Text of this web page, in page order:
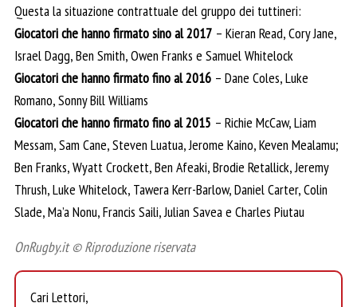
Questa la situazione contrattuale del gruppo dei tuttineri:
Giocatori che hanno firmato sino al 2017 – Kieran Read, Cory Jane,
Israel Dagg, Ben Smith, Owen Franks e Samuel Whitelock
Giocatori che hanno firmato fino al 2016 – Dane Coles, Luke
Romano, Sonny Bill Williams
Giocatori che hanno firmato fino al 2015 – Richie McCaw, Liam
Messam, Sam Cane, Steven Luatua, Jerome Kaino, Keven Mealamu;
Ben Franks, Wyatt Crockett, Ben Afeaki, Brodie Retallick, Jeremy
Thrush, Luke Whitelock, Tawera Kerr-Barlow, Daniel Carter, Colin
Slade, Ma’a Nonu, Francis Saili, Julian Savea e Charles Piutau
OnRugby.it © Riproduzione riservata
Cari Lettori,